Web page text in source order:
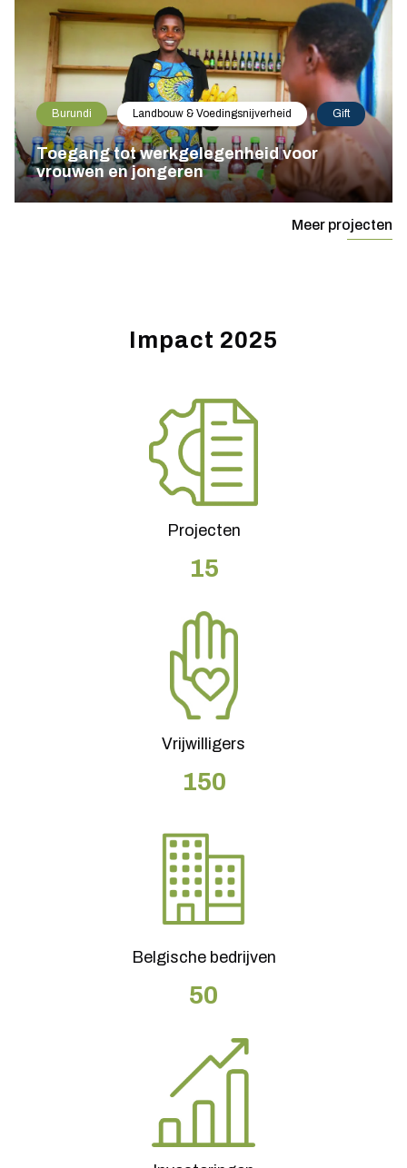
Burundi Landbouw & Voedingsnijverheid Gift
Toegang tot werkgelegenheid voor
vrouwen en jongeren
Meer projecten
Impact 2025
Projecten
15
Vrijwilligers
150
Belgische bedrijven
50